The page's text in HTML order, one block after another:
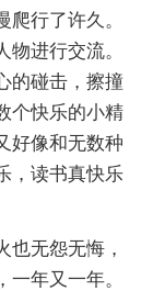
行了许久。
进行交流。
的碰击，擦撞
个快乐的小精
好像和无数种
，读书真快乐
也无怨无悔，
年又一年。